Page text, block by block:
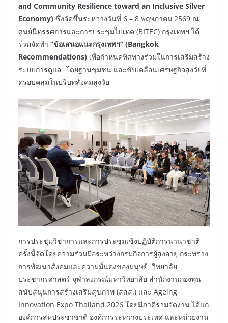
and Community Resilience toward an Inclusive Silver
Economy) ซึ่งจัดขึ้นระหว่างวันที่ 6 – 8 พฤษภาคม 2569 ณ
ศูนย์นิทรรศการและการประชุมไบเทค (BITEC) กรุงเทพฯ ได้
ร่วมจัดทำ “ข้อเสนอแนะกรุงเทพฯ” (Bangkok
Recommendations) เพื่อกำหนดทิศทางร่วมในการเสริมสร้าง
ระบบการดูแล โดยฐานชุมชน และขับเคลื่อนเศรษฐกิจสูงวัยที่
ครอบคลุมในบริบทสังคมสูงวัย
การประชุมวิชาการและการประชุมเชิงปฏิบัติการนานาชาติ
ครั้งนี้จัดโดยความร่วมมือระหว่างกรมกิจการผู้สูงอายุ กระทรวง
การพัฒนาสังคมและความมั่นคงของมนุษย์ วิทยาลัย
ประชากรศาสตร์ จุฬาลงกรณ์มหาวิทยาลัย สำนักงานกองทุน
สนับสนุนการสร้างเสริมสุขภาพ (สสส.) และ Ageing
Innovation Expo Thailand 2026 โดยมีภาคีร่วมจัดงาน ได้แก่
องค์การสหประชาชาติ องค์การระหว่างประเทศ และหน่วยงาน